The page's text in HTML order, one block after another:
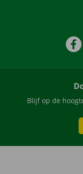
Blijf op de